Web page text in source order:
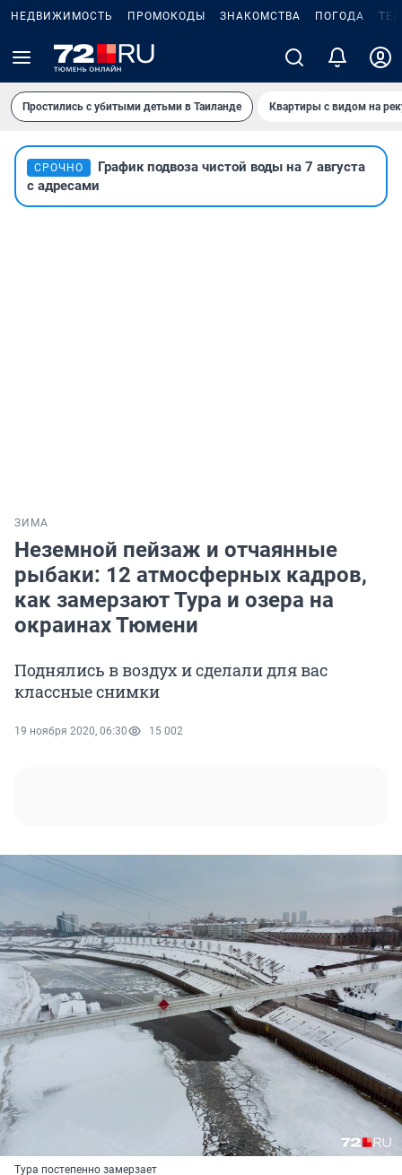
НЕДВИЖИМОСТЬ ПРОМОКОДЫ ЗНАКОМСТВА ПОГОДА
Простились с убитыми детьми в Таиланде Квартиры с видом на
СРОЧНО
График подвоза чистой воды на 7 августа
с адресами
ЗИМА
Неземной пейзаж и отчаянные
рыбаки: 12 атмосферных кадров,
как замерзают Тура и озера на
окраинах Тюмени
Поднялись в воздух и сделали для вас
классные снимки
19 ноября 2020, 06:30 15 002
Тура постепенно замерзает